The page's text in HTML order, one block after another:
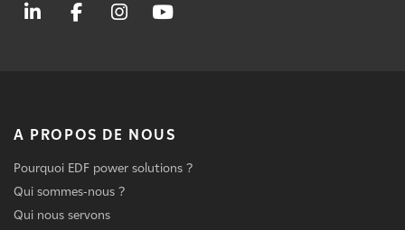
A PROPOS DE NOUS
Pourquoi EDF power solutions ?
Qui sommes-nous ?
Qui nous servons